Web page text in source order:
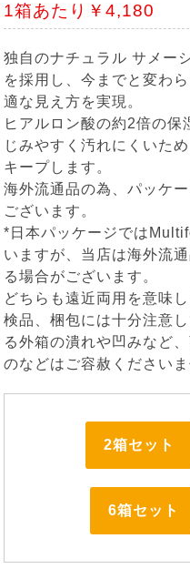
1箱あたり￥4,180
独自のナチュラル サメー
を採用し、今までと変わ
適な見え方を実現。
ヒアルロン酸の約2倍の保
じみやすく汚れにくいた
キープします。
海外流通品の為、パッケ
ございます。
*日本パッケージでは
いますが、当店は海外流
る場合がございます。
どちらも遠近両用を意味し
検品、梱包には十分注意
る外箱の潰れや凹みなど
のなどはご容赦くださいま
2箱セット
6箱セット